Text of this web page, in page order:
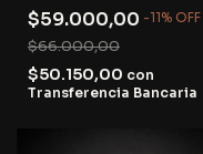
$59.000,00 -11% OFF
$66.000,00
$50.150,00 con
Transferencia Bancaria